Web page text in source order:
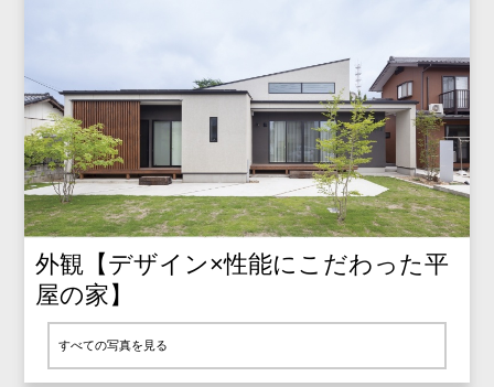
外観【デザイン×性能にこだわった平
屋の家】
すべての写真を見る